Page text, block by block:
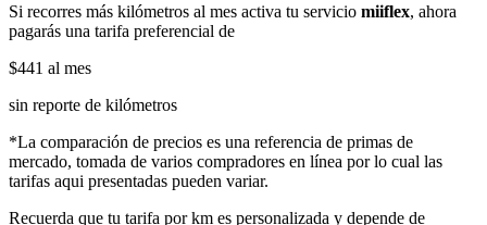
Si recorres más kilómetros al mes activa tu servicio miiflex, ahora
pagarás una tarifa preferencial de
$441 al mes
sin reporte de kilómetros
*La comparación de precios es una referencia de primas de
mercado, tomada de varios compradores en línea por lo cual las
tarifas aqui presentadas pueden variar.
Recuerda que tu tarifa por km es personalizada y depende de